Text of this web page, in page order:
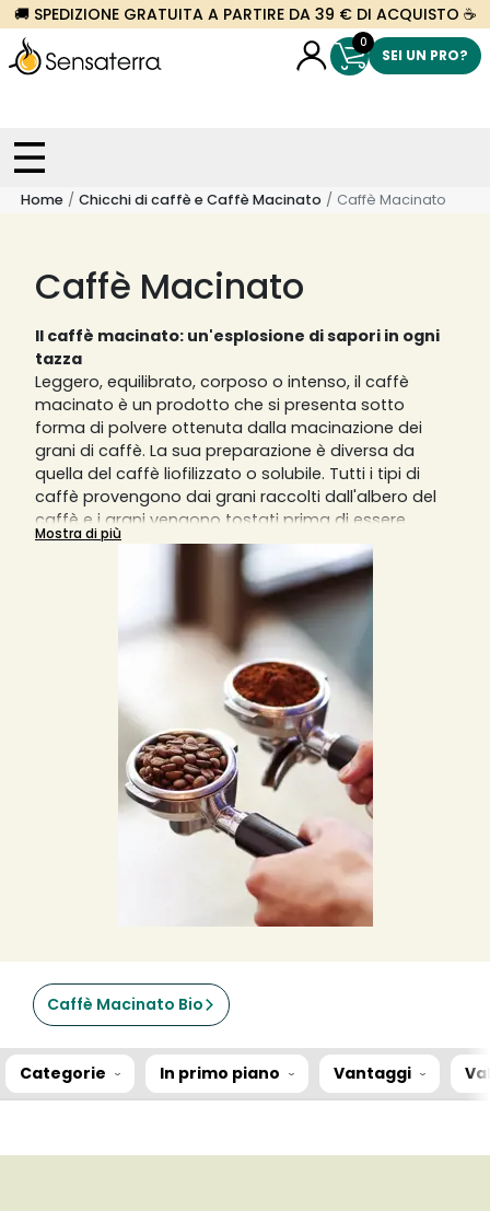
🚚 SPEDIZIONE GRATUITA A PARTIRE DA 39 € DI ACQUISTO ☕
0
SEI UN PRO?
Home Chicchi di caffè e Caffè Macinato Caffè Macinato
Caffè Macinato
Il caffè macinato: un'esplosione di sapori in ogni
tazza
Leggero, equilibrato, corposo o intenso, il caffè
macinato è un prodotto che si presenta sotto
forma di polvere ottenuta dalla macinazione dei
grani di caffè. La sua preparazione è diversa da
quella del caffè liofilizzato o solubile. Tutti i tipi di
caffè provengono dai grani raccolti dall'albero del
caffè e i grani vengono tostati prima di essere
macinati in particelle sottili per estrarre il massimo
dell'aroma. È possibile trovare diversi tipi di caffè
macinato, come biologico o aromatizzato, e ogni
tipologia di tazza o caffè che si rispetti richiede una
diversa macinatura del caffè.
Una macinatura grossa darà un risultato in tazza
diluito, mentre una macinatura fine darà un risultato
sovraccarico di aromi. La macchina da caffè
manuale richiede una macinatura molto fine,
mentre la macchina da caffè italiana
sovradeonominata Moka richiede una macinatura
più grossolana e meno fine. Le macchine da caffè a
filtro invece richiedono una macinatura medio-fine
e le macchine da caffè a pistone o slow coffee
richiedono invece una macinatura piuttosto grossa.
Solitamente, per una tazzina di caffè, si usano 7
grammi di caffè macinato o in grani, ma si può
variare la quantità in base ai propri gusti.
Mostra di più
Caffè Macinato Bio
Categorie In primo piano Vantaggi